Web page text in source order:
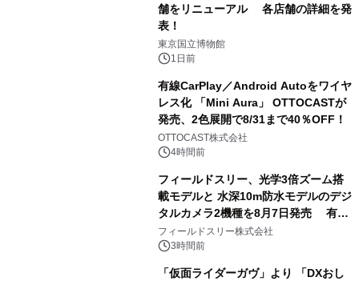
舗をリニューアル 各店舗の詳細を発
表！
東京国立博物館
1日前
有線CarPlay／Android Autoをワイヤ
レス化 「Mini Aura」 OTTOCASTが
発売、2色展開で8/31まで40％OFF！
OTTOCAST株式会社
4時間前
フィールドスリー、光学3倍ズーム搭
載モデルと 水深10m防水モデルのデジ
タルカメラ2機種を8月7日発売 有効
約1300万画素、用途別に選べるコンデ
ジ新登場
フィールドスリー株式会社
3時間前
「仮面ライダーガヴ」より 「DXおし